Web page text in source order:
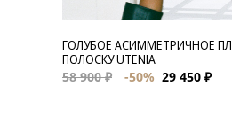
ГОЛУБОЕ АСИММЕТРИЧНОЕ
ПОЛОСКУ UTENIA
58 900 ₽
-50% 29 450 ₽